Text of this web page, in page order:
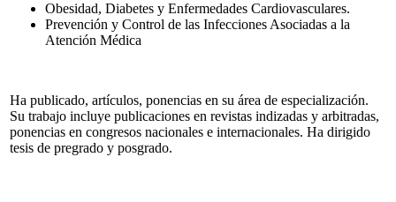
Obesidad, Diabetes y Enfermedades Cardiovasculares.
Prevención y Control de las Infecciones Asociadas a la
Atención Médica
Ha publicado, artículos, ponencias en su área de especialización.
Su trabajo incluye publicaciones en revistas indizadas y arbitradas,
ponencias en congresos nacionales e internacionales. Ha dirigido
tesis de pregrado y posgrado.